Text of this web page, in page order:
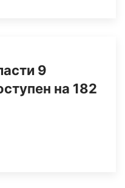
9
на 182